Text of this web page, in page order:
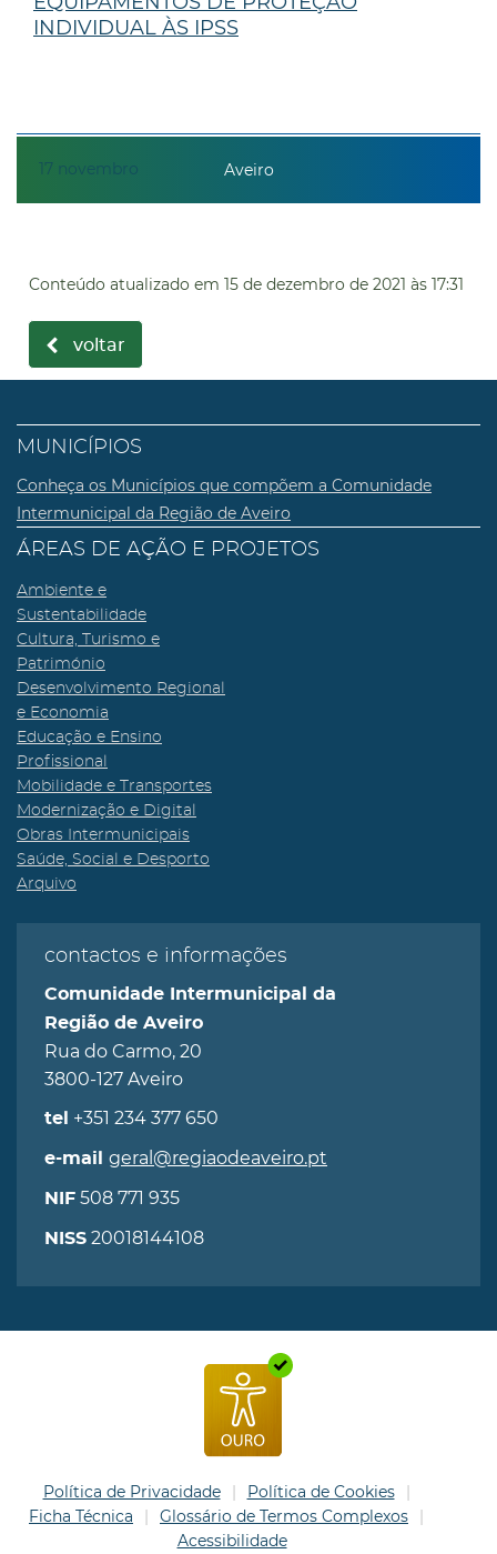
17 novembro
INDIVIDUAL ÀS IPSS
Aveiro
Conteúdo atualizado em 15 de dezembro de 2021 às 17:31
voltar
MUNICÍPIOS
Conheça os Municípios que compõem a Comunidade
Intermunicipal da Região de Aveiro
ÁREAS DE AÇÃO E PROJETOS
Ambiente e
Sustentabilidade
Cultura, Turismo e
Património
Desenvolvimento Regional
e Economia
Educação e Ensino
Profissional
Mobilidade e Transportes
Modernização e Digital
Obras Intermunicipais
Saúde, Social e Desporto
Arquivo
contactos e informações
Comunidade Intermunicipal da
Região de Aveiro
Rua do Carmo, 20
3800-127 Aveiro
tel +351 234 377 650
e-mail geral@regiaodeaveiro.pt
NIF 508 771 935
NISS 20018144108
Política de Privacidade
Política de Cookies
Ficha Técnica
Glossário de Termos Complexos
Acessibilidade